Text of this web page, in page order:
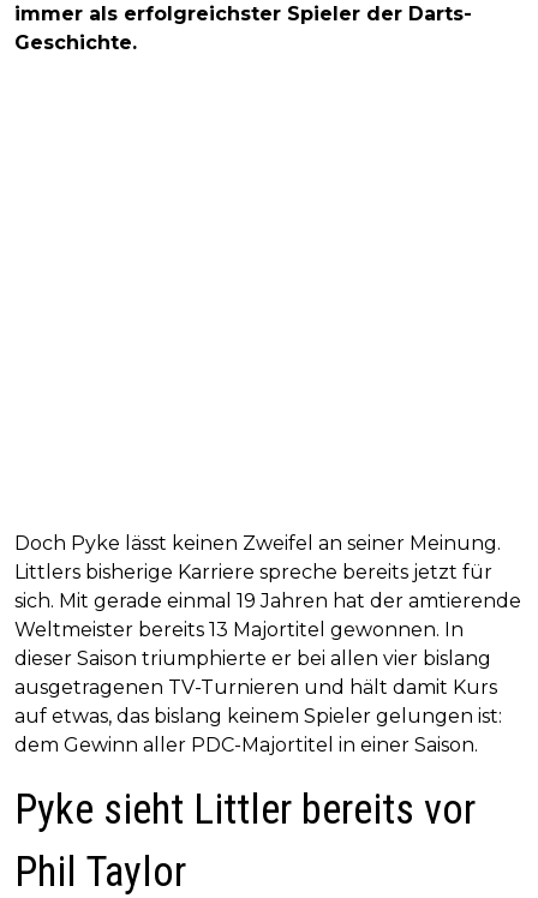
immer als erfolgreichster Spieler der Darts-
Geschichte.
Doch Pyke lässt keinen Zweifel an seiner Meinung.
Littlers bisherige Karriere spreche bereits jetzt für
sich. Mit gerade einmal 19 Jahren hat der amtierende
Weltmeister bereits 13 Majortitel gewonnen. In
dieser Saison triumphierte er bei allen vier bislang
ausgetragenen TV-Turnieren und hält damit Kurs
auf etwas, das bislang keinem Spieler gelungen ist:
dem Gewinn aller PDC-Majortitel in einer Saison.
Pyke sieht Littler bereits vor
Phil Taylor